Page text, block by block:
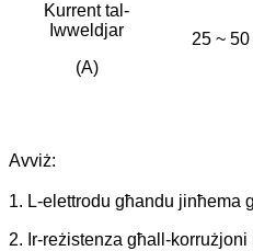
Kurrent tal-
Iwweldjar
(A)
25 ~ 50
Avviż:
1. L-elettrodu għandu
2. Ir-reżistenza għall-